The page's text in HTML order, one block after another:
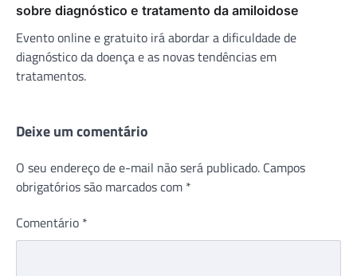
sobre diagnóstico e tratamento da amiloidose
Evento online e gratuito irá abordar a dificuldade de
diagnóstico da doença e as novas tendências em
tratamentos.
Deixe um comentário
O seu endereço de e-mail não será publicado. Campos
obrigatórios são marcados com *
Comentário *